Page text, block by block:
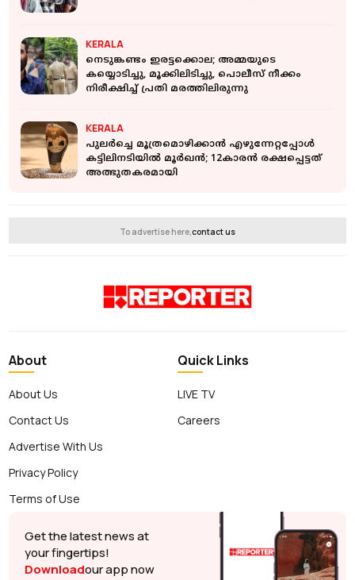
KERALA
നെടുങ്കണ്ടം ഇരട്ടക്കൊല; അമ്മയുടെ
കയ്യൊടിച്ചു, മൂക്കിലിടിച്ചു, പൊലീസ് നീക്കം
നിരീക്ഷിച്ച് പ്രതി മരത്തിലിരുന്നു
KERALA
പുലര്‍ച്ചെ മൂത്രമൊഴിക്കാന്‍ എഴുന്നേറ്റപ്പോള്‍
കട്ടിലിനടിയില്‍ മൂര്‍ഖന്‍; 12കാരന്‍ രക്ഷപ്പെട്ടത്
അത്ഭുതകരമായി
To advertise here,contact us
About
About Us
Contact Us
Advertise With Us
Privacy Policy
Terms of Use
Quick Links
LIVE TV
Careers
Get the latest news at
your fingertips!
Downloadour app now